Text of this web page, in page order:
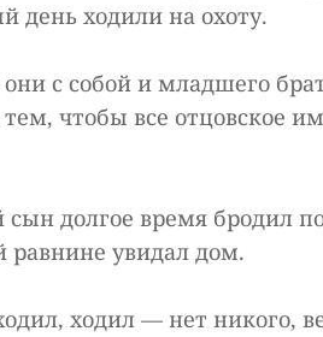
день ходили на охоту.
с собой и младшего
чтобы все отцовское
долгое время бродил
равнине увидал дом.
ходил — нет никого,